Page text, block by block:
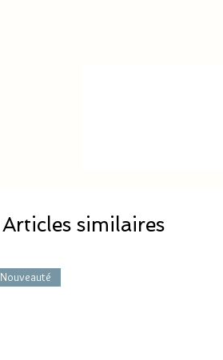
Articles similaires
Nouveauté